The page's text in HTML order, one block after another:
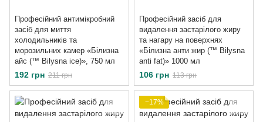
Професійний антимікробний
засіб для миття
холодильників та
морозильних камер «Білизна
айс (™ Bilysna ice)», 750 мл
192 грн 211 грн
Професійний засіб для
видалення застарілого жиру
та нагару на поверхнях
«Білизна анти жир (™ Bilysna
anti fat)» 1000 мл
106 грн 113 грн
−17%